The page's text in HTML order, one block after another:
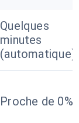
Quelques
minutes
(automatique)
Proche de 0%